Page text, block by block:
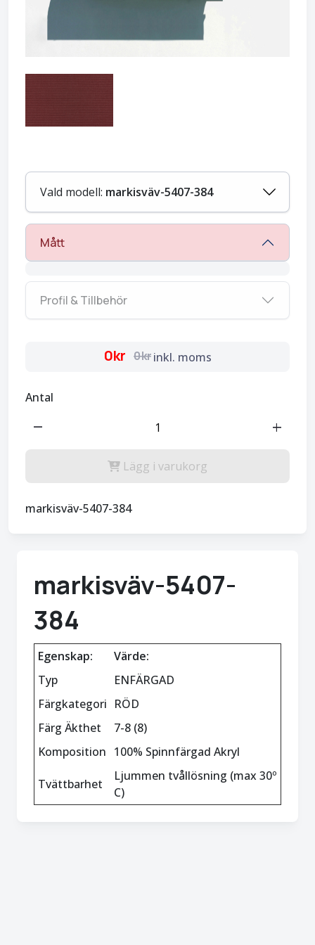
Vald modell: markisväv-5407-384
Mått
Profil & Tillbehör
0kr 0kr inkl. moms
Antal
remove add
Lägg i varukorg
markisväv-5407-384
markisväv-5407-
384
Egenskap:
Värde:
Typ
ENFÄRGAD
Färgkategori RÖD
Färg Äkthet
7-8 (8)
Komposition 100% Spinnfärgad Akryl
Tvättbarhet
Ljummen tvållösning (max 30º
C)